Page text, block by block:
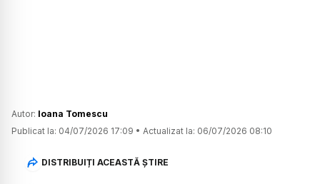
Autor: Ioana Tomescu
Publicat la: 04/07/2026 17:09 • Actualizat la: 06/07/2026 08:10
DISTRIBUIȚI ACEASTĂ ȘTIRE